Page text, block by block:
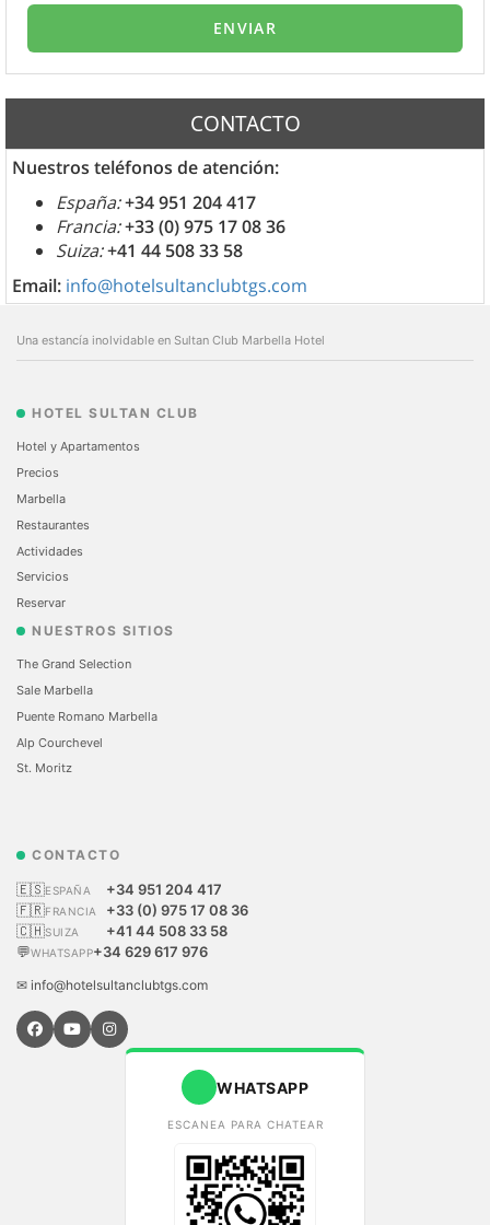
CONTACTO
Nuestros teléfonos de atención:
España:+34 951 204 417
Francia:+33 (0) 975 17 08 36
Suiza:+41 44 508 33 58
Email: info@hotelsultanclubtgs.com
Una estancía inolvidable en Sultan Club Marbella Hotel
HOTEL SULTAN CLUB
Hotel y Apartamentos
Precios
Marbella
Restaurantes
Actividades
Servicios
Reservar
NUESTROS SITIOS
The Grand Selection
Sale Marbella
Puente Romano Marbella
Alp Courchevel
St. Moritz
CONTACTO
🇪🇸ESPAÑA
+34 951 204 417
🇫🇷FRANCIA
+33 (0) 975 17 08 36
🇨🇭SUIZA
+41 44 508 33 58
💬WHATSAPP+34 629 617 976
✉ info@hotelsultanclubtgs.com
WHATSAPP
ESCANEA PARA CHATEAR